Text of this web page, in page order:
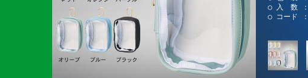
○ 入 数 ：
○ コード